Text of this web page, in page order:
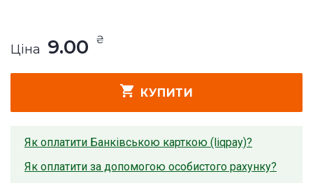
Ціна 9.00 ₴
КУПИТИ
Як оплатити Банківською карткою (liqpay)?
Як оплатити за допомогою особистого рахунку?